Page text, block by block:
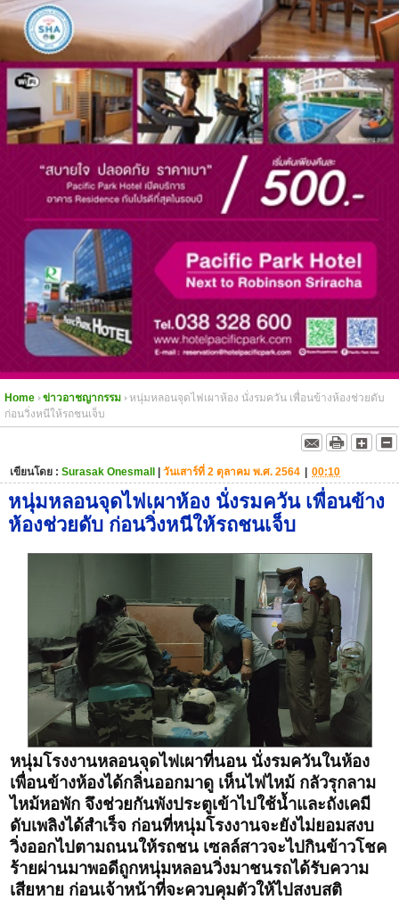
Home ข่าวอาชญากรรม
หนุ่มหลอนจุดไฟเผาห้อง นั่งรมควัน เพื่อนข้างห้องช่วยดับ
ก่อนวิ่งหนีให้รถชนเจ็บ
เขียนโดย : Surasak Onesmall | วันเสาร์ที่ 2 ตุลาคม พ.ศ. 2564 | 00:10
หนุ่มหลอนจุดไฟเผาห้อง นั่งรมควัน เพื่อนข้าง
ห้องช่วยดับ ก่อนวิ่งหนีให้รถชนเจ็บ
หนุ่มโรงงานหลอนจุดไฟเผาที่นอน นั่งรมควันในห้อง
เพื่อนข้างห้องได้กลิ่นออกมาดู เห็นไฟไหม้ กลัวรุกลาม
ไหม้หอพัก จึงช่วยกันพังประตูเข้าไปใช้น้ำและถังเคมี
ดับเพลิงได้สำเร็จ ก่อนที่หนุ่มโรงงานจะยังไม่ยอมสงบ
วิ่งออกไปตามถนนให้รถชน เซลล์สาวจะไปกินข้าวโชค
ร้ายผ่านมาพอดีถูกหนุ่มหลอนวิ่งมาชนรถได้รับความ
เสียหาย ก่อนเจ้าหน้าที่จะควบคุมตัวให้ไปสงบสติ